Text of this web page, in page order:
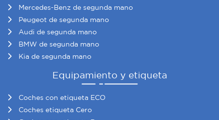
Mercedes-Benz de segunda mano
Peugeot de segunda mano
Audi de segunda mano
BMW de segunda mano
Kia de segunda mano
Equipamiento y etiqueta
Coches con etiqueta ECO
Coches etiqueta Cero